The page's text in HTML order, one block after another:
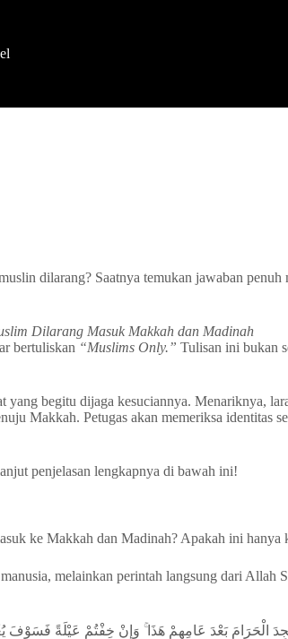
dilarang? Saatnya temukan jawaban penuh
Dilarang Masuk Makkah dan Madinah
bertuliskan “Muslims Only.” Tulisan ini bukan
begitu dijaga kesuciannya. Menariknya,
Makkah. Petugas akan memeriksa identitas
penjelasan lengkapnya di bawah ini!
ke Makkah dan Madinah? Apakah ini hanya
melainkan perintah langsung dari Allah
الْحَرَامَ بَعْدَ عَامِهِمْ هَذَا ۚ وَإِنْ خِفْتُمْ عَيْلَةً فَسَوْفَ